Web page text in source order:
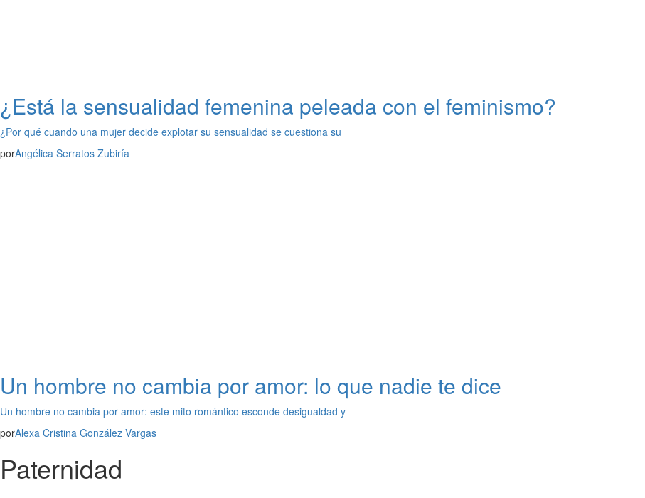
¿Está la sensualidad femenina peleada con el feminismo?
¿Por qué cuando una mujer decide explotar su sensualidad se cuestiona su
porAngélica Serratos Zubiría
Un hombre no cambia por amor: lo que nadie te dice
Un hombre no cambia por amor: este mito romántico esconde desigualdad y
porAlexa Cristina González Vargas
Paternidad